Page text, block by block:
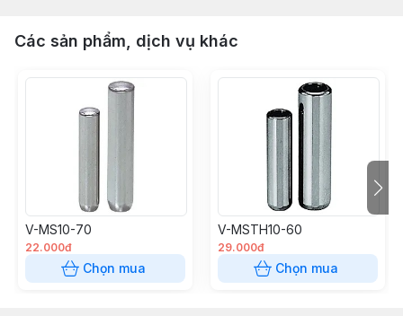
Các sản phẩm, dịch vụ khác
V-MS10-70
22.000đ
Chọn mua
V-MSTH10-60
29.000đ
Chọn mua